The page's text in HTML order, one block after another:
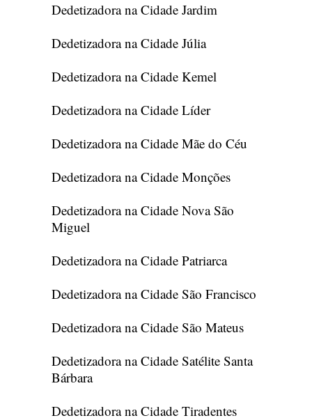
Dedetizadora na Cidade Jardim
Dedetizadora na Cidade Júlia
Dedetizadora na Cidade Kemel
Dedetizadora na Cidade Líder
Dedetizadora na Cidade Mãe do Céu
Dedetizadora na Cidade Monções
Dedetizadora na Cidade Nova São
Miguel
Dedetizadora na Cidade Patriarca
Dedetizadora na Cidade São Francisco
Dedetizadora na Cidade São Mateus
Dedetizadora na Cidade Satélite Santa
Bárbara
Dedetizadora na Cidade Tiradentes